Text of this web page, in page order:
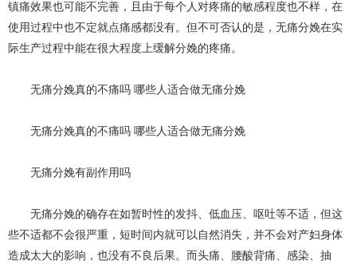
镇痛效果也可能不完善，且由于每个人对疼痛的敏感程度也不样，在
使用过程中也不定就点痛感都没有。但不可否认的是，无痛分娩在实
际生产过程中能在很大程度上缓解分娩的疼痛。
无痛分娩真的不痛吗 哪些人适合做无痛分娩
无痛分娩真的不痛吗 哪些人适合做无痛分娩
无痛分娩有副作用吗
无痛分娩的确存在如暂时性的发抖、低血压、呕吐等不适，但这
些不适都不会很严重，短时间内就可以自然消失，并不会对产妇身体
造成太大的影响，也没有不良后果。而头痛、腰酸背痛、感染、抽